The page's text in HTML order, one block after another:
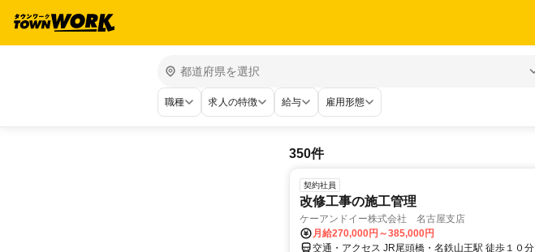
職種 求人の特徴 給与 雇用形態
350件
契約社員
改修工事の施工管理
ケーアンドイー株式会社 名古屋支店
月給270,000円～385,000円
交通・アクセス JR尾頭橋・名鉄山王駅 徒歩１０分